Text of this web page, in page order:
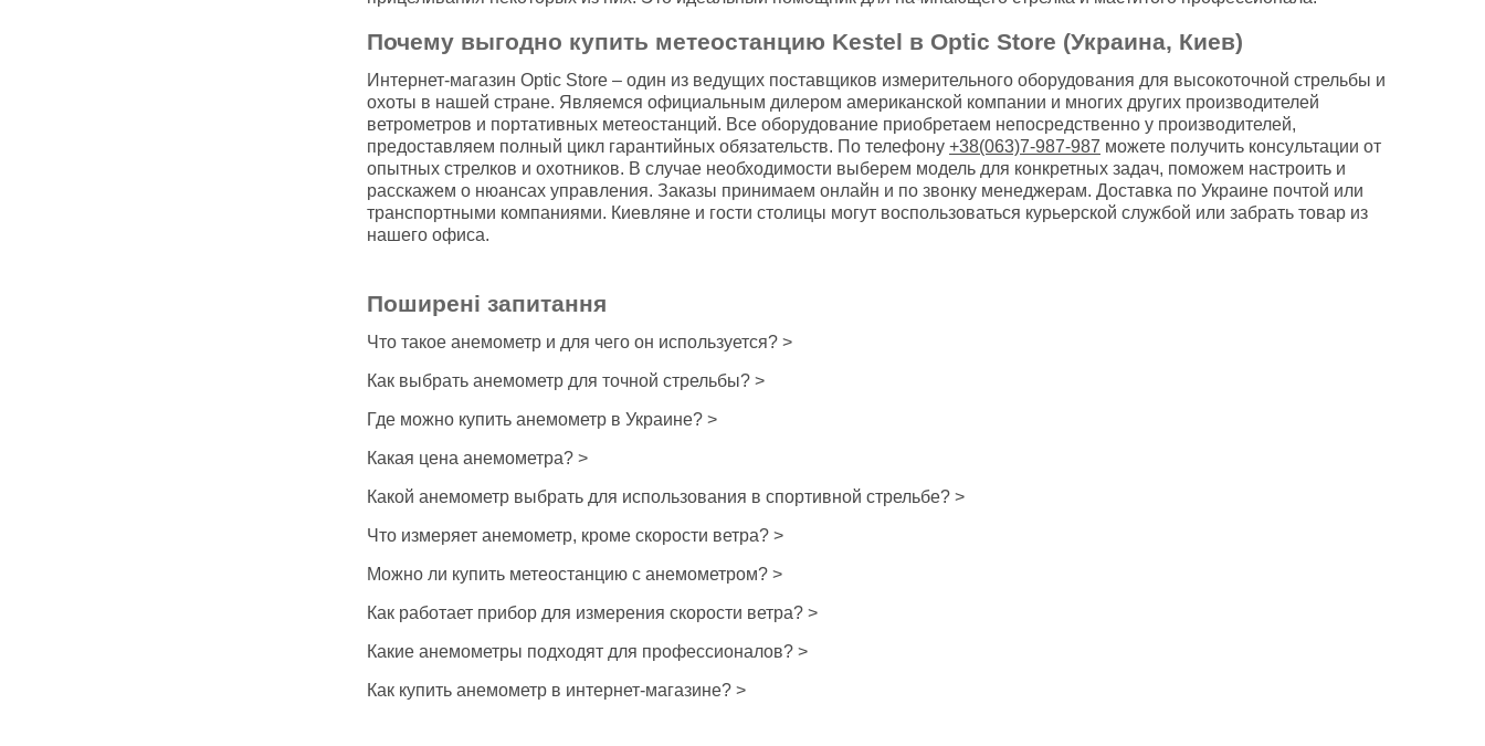
Почему выгодно купить метеостанцию Kestel в Optic Store (Украина, Киев)
Интернет-магазин Optic Store – один из ведущих поставщиков измерительного оборудования для высокоточной стрельбы и
охоты в нашей стране. Являемся официальным дилером американской компании и многих других производителей
ветрометров и портативных метеостанций. Все оборудование приобретаем непосредственно у производителей,
предоставляем полный цикл гарантийных обязательств. По телефону +38(063)7-987-987 можете получить консультации от
опытных стрелков и охотников. В случае необходимости выберем модель для конкретных задач, поможем настроить и
расскажем о нюансах управления. Заказы принимаем онлайн и по звонку менеджерам. Доставка по Украине почтой или
транспортными компаниями. Киевляне и гости столицы могут воспользоваться курьерской службой или забрать товар из
нашего офиса.
Поширені запитання
Что такое анемометр и для чего он используется? >
Как выбрать анемометр для точной стрельбы? >
Где можно купить анемометр в Украине? >
Какая цена анемометра? >
Какой анемометр выбрать для использования в спортивной стрельбе? >
Что измеряет анемометр, кроме скорости ветра? >
Можно ли купить метеостанцию с анемометром? >
Как работает прибор для измерения скорости ветра? >
Какие анемометры подходят для профессионалов? >
Как купить анемометр в интернет-магазине? >